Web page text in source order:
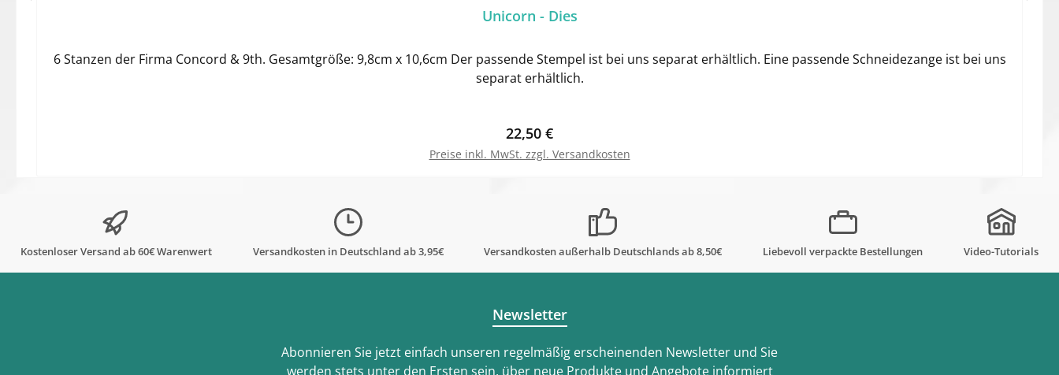
Unicorn - Dies
6 Stanzen der Firma Concord & 9th. Gesamtgröße: 9,8cm x 10,6cm Der passende Stempel ist bei uns separat erhältlich. Eine passende Schneidezange ist bei uns
separat erhältlich.
Regulärer Preis:
22,50 €
Preise inkl. MwSt. zzgl. Versandkosten
Kostenloser Versand ab 60€ Warenwert Versandkosten in Deutschland ab 3,95€ Versandkosten außerhalb Deutschlands ab 8,50€ Liebevoll verpackte Bestellungen Video-Tutorials
Newsletter
Abonnieren Sie jetzt einfach unseren regelmäßig erscheinenden Newsletter und Sie
werden stets unter den Ersten sein, über neue Produkte und Angebote informiert